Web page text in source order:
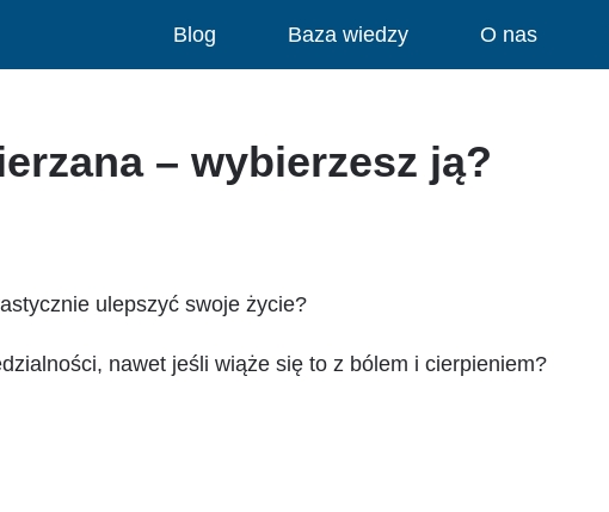
Blog Baza wiedzy O nas
– wybierzesz ją?
ulepszyć swoje życie?
nawet jeśli wiąże się to z bólem i cierpieniem?